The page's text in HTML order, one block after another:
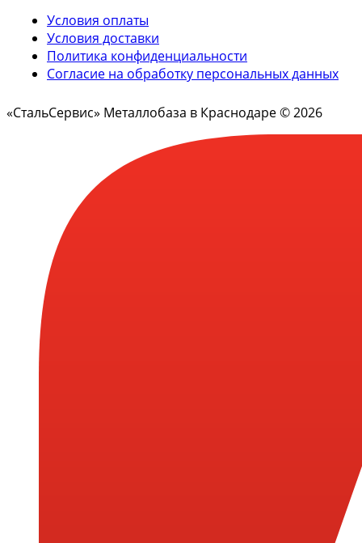
Условия оплаты
Условия доставки
Политика конфиденциальности
Согласие на обработку персональных данных
«СтальСервис» Металлобаза в Краснодаре © 2026